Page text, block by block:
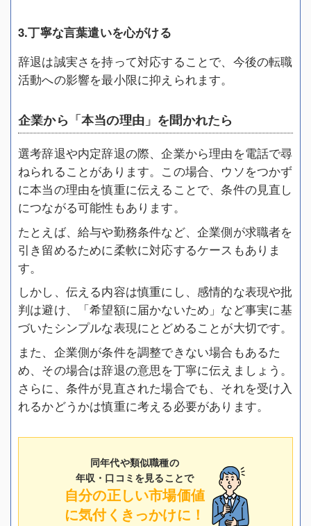
3.丁寧な言葉遣いを心がける
辞退は誠実さを持って対応することで、今後の転職
活動への影響を最小限に抑えられます。
企業から「本当の理由」を聞かれたら
選考辞退や内定辞退の際、企業から理由を電話で尋
ねられることがあります。この場合、ウソをつかず
に本当の理由を慎重に伝えることで、条件の見直し
につながる可能性もあります。
たとえば、給与や勤務条件など、企業側が求職者を
引き留めるために柔軟に対応するケースもありま
す。
しかし、伝える内容は慎重にし、感情的な表現や批
判は避け、「希望額に届かないため」など事実に基
づいたシンプルな表現にとどめることが大切です。
また、企業側が条件を調整できない場合もあるた
め、その場合は辞退の意思を丁寧に伝えましょう。
さらに、条件が見直された場合でも、それを受け入
れるかどうかは慎重に考える必要があります。
同年代や類似職種の
年収・口コミを見ることで
自分の正しい市場価値
に気付くきっかけに！